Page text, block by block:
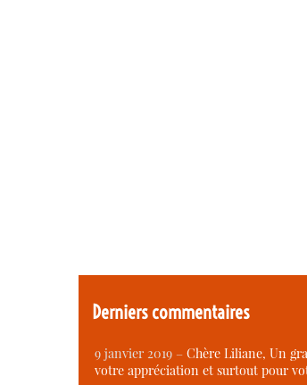
Derniers commentaires
9 janvier 2019 – Chère Liliane, Un
votre appréciation et surtout pour